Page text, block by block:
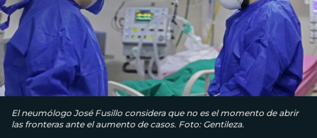
El neumólogo José Fusillo considera que no es el momento de abrir
las fronteras ante el aumento de casos. Foto: Gentileza.